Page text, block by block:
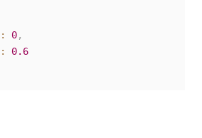
: 0,
:
0.6